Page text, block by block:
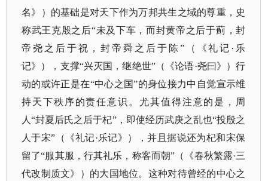
名》）的基础是对天下作为万邦共生之域的尊重，史
称武王克殷之后“未及下车，而封黄帝之后于蓟，封
帝尧之后于祝，封帝舜之后于陈”（《礼记·乐
记》），支撑“兴灭国，继绝世”（《论语·尧曰》）行
动的或许正是在“中心之国”的身位接力中自觉宣示维
持天下秩序的责任意识。尤其值得注意的是，周
人“封夏后氏之后于杞”，即使经历武庚之乱也“投殷之
人于宋”（《礼记·乐记》），并且据说还为杞和宋保
留了“服其服，行其礼乐，称客而朝”（《春秋繁露·三
代改制质文》）的大国地位。这种对待曾经的中心之